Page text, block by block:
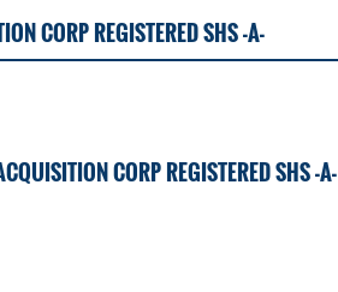
CORP REGISTERED SHS -A-
CORP REGISTERED SHS -A-